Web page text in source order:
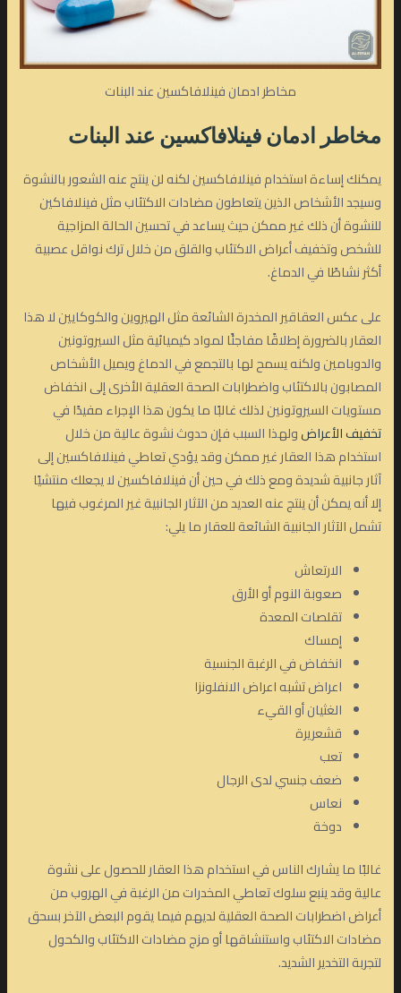
مخاطر ادمان فينلافاكسين عند البنات
مخاطر ادمان فينلافاكسين عند البنات
يمكنك إساءة استخدام فينلافاكسين لكنه لن ينتج عنه الشعور بالنشوة
وسيجد الأشخاص الذين يتعاطون مضادات الاكتئاب مثل فينلافاكين
للنشوة أن ذلك غير ممكن حيث يساعد في تحسين الحالة المزاجية
للشخص وتخفيف أعراض الاكتئاب والقلق من خلال ترك نواقل عصبية
أكثر نشاطًا في الدماغ.
على عكس العقاقير المخدرة الشائعة مثل الهيروين والكوكايين لا هذا
العقار بالضرورة إطلاقًا مفاجئًا لمواد كيميائية مثل السيروتونين
والدوبامين ولكنه يسمح لها بالتجمع في الدماغ ويميل الأشخاص
المصابون بالاكتئاب واضطرابات الصحة العقلية الأخرى إلى انخفاض
مستويات السيروتونين لذلك غالبًا ما يكون هذا الإجراء مفيدًا في
تخفيف الأعراضولهذا السبب فإن حدوث نشوة عالية من خلال
استخدام هذا العقار غير ممكن وقد يؤدي تعاطي فينلافاكسين إلى
آثار جانبية شديدة ومع ذلك في حين أن فينلافاكسين لا يجعلك منتشيًا
إلا أنه يمكن أن ينتج عنه العديد من الآثار الجانبية غير المرغوب فيها
تشمل الآثار الجانبية الشائعة للعقار ما يلي:
الارتعاش
صعوبة النوم أو الأرق
تقلصات المعدة
إمساك
انخفاض في الرغبة الجنسية
اعراض تشبه اعراض الانفلونزا
الغثيان أو القيء
قشعريرة
تعب
ضعف جنسي لدى الرجال
نعاس
دوخة
غالبًا ما يشارك الناس في استخدام هذا العقار للحصول على نشوة
عالية وقد ينبع سلوك تعاطي المخدرات من الرغبة في الهروب من
أعراض اضطرابات الصحة العقلية لديهم فيما يقوم البعض الآخر بسحق
مضادات الاكتئاب واستنشاقها أو مزج مضادات الاكتئاب والكحول
لتجربة التخدير الشديد.